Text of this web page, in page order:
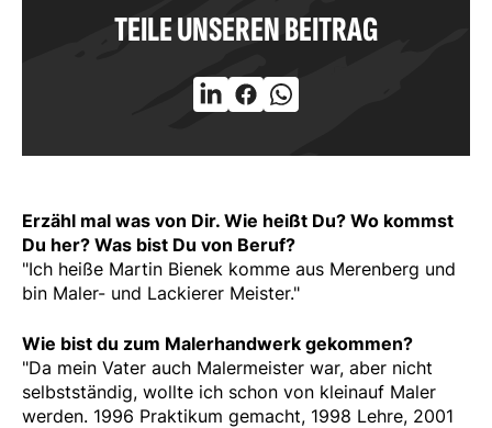
TEILE UNSEREN BEITRAG
Erzähl mal was von Dir. Wie heißt Du? Wo kommst
Du her? Was bist Du von Beruf?
"Ich heiße Martin Bienek komme aus Merenberg und
bin Maler- und Lackierer Meister."
Wie bist du zum Malerhandwerk gekommen?
"Da mein Vater auch Malermeister war, aber nicht
selbstständig, wollte ich schon von kleinauf Maler
werden. 1996 Praktikum gemacht, 1998 Lehre, 2001